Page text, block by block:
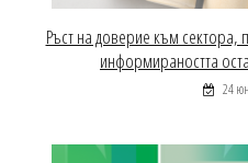
Ръст на доверие към сектора,
информираността
24